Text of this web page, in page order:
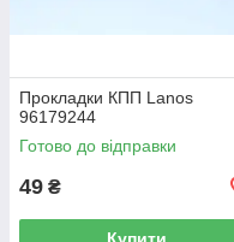
Прокладки КПП Lanos
96179244
Готово до відправки
49 ₴